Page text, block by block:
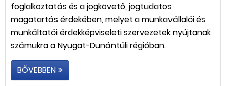
foglalkoztatás és a jogkövető, jogtudatos
magatartás érdekében, melyet a munkavállalói és
munkáltatói érdekképviseleti szervezetek nyújtanak
számukra a Nyugat-Dunántúli régióban.
BŐVEBBEN